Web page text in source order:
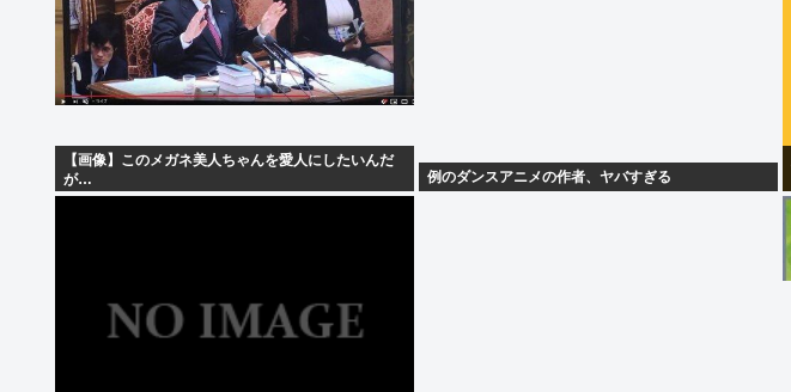
【画像】このメガネ美人ちゃんを愛人にしたいんだ
が…
例のダンスアニメの作者、ヤバすぎる